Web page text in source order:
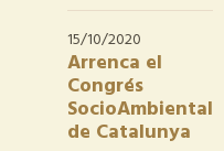
15/10/2020
Arrenca el
Congrés
SocioAmbiental
de Catalunya